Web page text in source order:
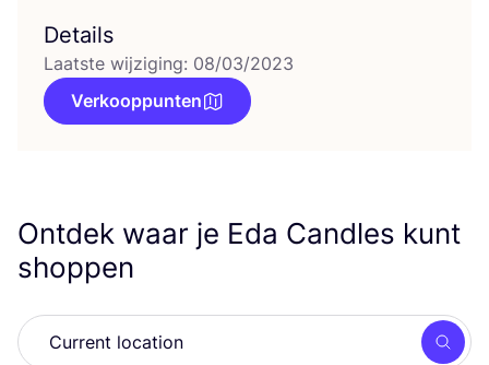
Details
Laatste wijziging: 08/03/2023
Verkooppunten
Ontdek waar je Eda Candles kunt
shoppen
Zoek